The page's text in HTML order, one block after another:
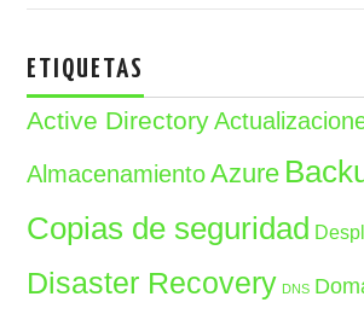
ETIQUETAS
Active Directory
Almacenamiento Azure
Copias de seguridad
Disaster Recovery DNS